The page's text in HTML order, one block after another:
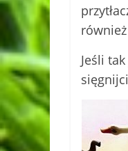
Jeśli